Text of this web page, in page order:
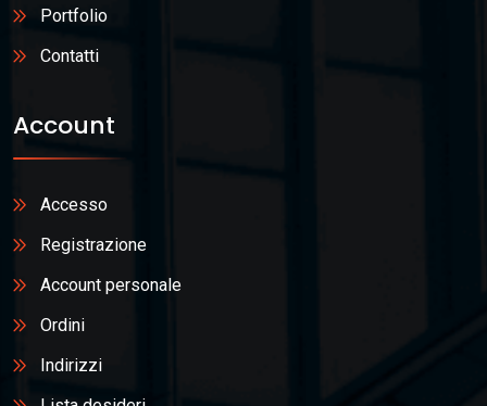
Portfolio
Contatti
Account
Accesso
Registrazione
Account personale
Ordini
Indirizzi